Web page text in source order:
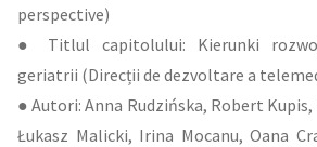
perspective)
● Titlul capitolului: Kierunki
geriatrii (Direcții de dezvoltare a
● Autori: Anna Rudzińska, Robert
Łukasz Malicki, Irina Mocanu, Oana